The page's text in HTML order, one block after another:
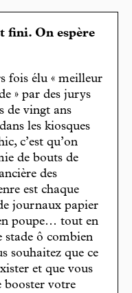
fini. On espère
fois élu « meilleur
» par des jurys
de vingt ans
les kiosques
c’est qu’on
de bouts de
des
est chaque
journaux papier
poupe… tout en
stade ô combien
souhaitez que ce
et que vous
booster votre